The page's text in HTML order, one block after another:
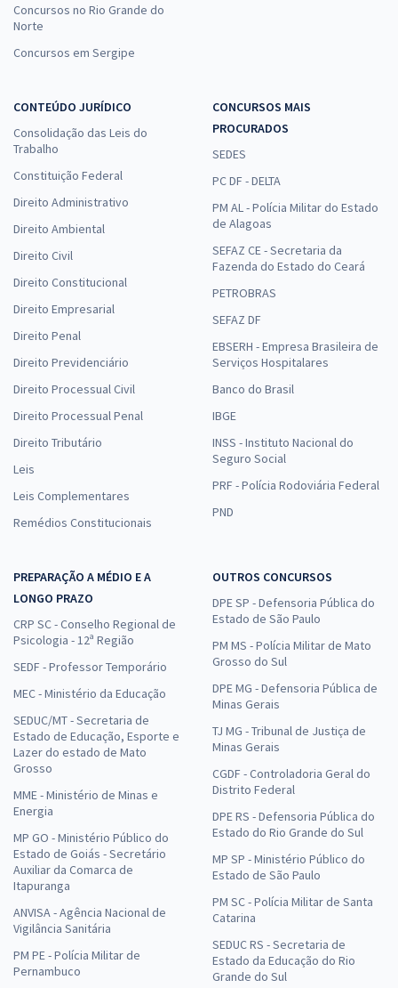
Concursos no Rio Grande do
Norte
Concursos em Sergipe
CONTEÚDO JURÍDICO
Consolidação das Leis do
Trabalho
Constituição Federal
Direito Administrativo
Direito Ambiental
Direito Civil
Direito Constitucional
Direito Empresarial
Direito Penal
Direito Previdenciário
Direito Processual Civil
Direito Processual Penal
Direito Tributário
Leis
Leis Complementares
Remédios Constitucionais
CONCURSOS MAIS
PROCURADOS
SEDES
PC DF - DELTA
PM AL - Polícia Militar do Estado
de Alagoas
SEFAZ CE - Secretaria da
Fazenda do Estado do Ceará
PETROBRAS
SEFAZ DF
EBSERH - Empresa Brasileira de
Serviços Hospitalares
Banco do Brasil
IBGE
INSS - Instituto Nacional do
Seguro Social
PRF - Polícia Rodoviária Federal
PND
PREPARAÇÃO A MÉDIO E A
LONGO PRAZO
CRP SC - Conselho Regional de
Psicologia - 12ª Região
SEDF - Professor Temporário
MEC - Ministério da Educação
SEDUC/MT - Secretaria de
Estado de Educação, Esporte e
Lazer do estado de Mato
Grosso
MME - Ministério de Minas e
Energia
MP GO - Ministério Público do
Estado de Goiás - Secretário
Auxiliar da Comarca de
Itapuranga
ANVISA - Agência Nacional de
Vigilância Sanitária
PM PE - Polícia Militar de
Pernambuco
OUTROS CONCURSOS
DPE SP - Defensoria Pública do
Estado de São Paulo
PM MS - Polícia Militar de Mato
Grosso do Sul
DPE MG - Defensoria Pública de
Minas Gerais
TJ MG - Tribunal de Justiça de
Minas Gerais
CGDF - Controladoria Geral do
Distrito Federal
DPE RS - Defensoria Pública do
Estado do Rio Grande do Sul
MP SP - Ministério Público do
Estado de São Paulo
PM SC - Polícia Militar de Santa
Catarina
SEDUC RS - Secretaria de
Estado da Educação do Rio
Grande do Sul